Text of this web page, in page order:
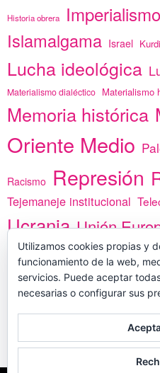
Historia obrera Imperialismo
Islamalgama Israel
Lucha ideológica
Materialismo dialéctico Materialismo
Memoria histórica
Oriente Medio
Racismo Represión
Tejemaneje institucional
Ucrania Unión
vacunas Yemen África
Utilizamos cookies propias y
funcionamiento de la web,
servicios. Puede aceptar
necesarias o configurar sus